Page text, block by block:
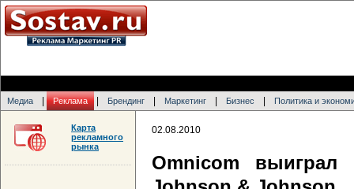
Медиа Реклама Брендинг Маркетинг Бизнес Политика и
02.08.2010
Omnicom выиграл
Карта
рекламного
рынка